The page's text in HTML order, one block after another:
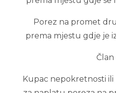
Porez na promet
prema mjestu gdje je
Član
Kupac nepokretnosti ili